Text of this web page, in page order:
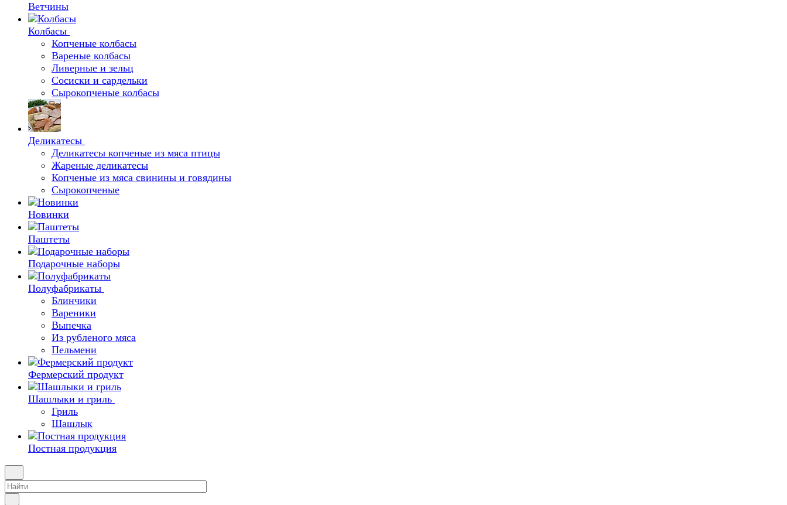
Ветчины
Колбасы
Копченые колбасы
Вареные колбасы
Ливерные и зельц
Сосиски и сардельки
Сырокопченые колбасы
Деликатесы
Деликатесы копченые из мяса птицы
Жареные деликатесы
Копченые из мяса свинины и говядины
Сырокопченые
Новинки
Паштеты
Подарочные наборы
Полуфабрикаты
Блинчики
Вареники
Выпечка
Из рубленого мяса
Пельмени
Фермерский продукт
Шашлыки и гриль
Гриль
Шашлык
Постная продукция